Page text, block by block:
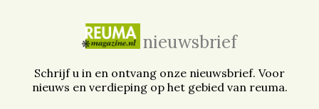
nieuwsbrief
Schrijf u in en ontvang onze nieuwsbrief. Voor
nieuws en verdieping op het gebied van reuma.